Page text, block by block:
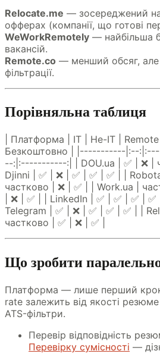
Relocate.me — зосереджений
офферах (компанії, що готові
WeWorkRemotely — найбільша
вакансій.
Remote.co — менший обсяг, але
фільтрації.
Порівняльна таблиця
| Платформа | IT | Не-IT |
Безкоштовно | |-----------|:--
--:|:-----------:| | DOU.ua | ✅ | ❌ |
Djinni | ✅ | ❌ | ✅ | ✅ | ✅ | |
частково | ❌ | ✅ | | Work.ua |
| ❌ | ✅ | | LinkedIn | ✅ | ✅ | ✅ | ✅
Telegram | ✅ | ❌ | ✅ | ✅ | ✅ | |
частково | ✅ | ❌ | ✅ |
Що зробити
Платформа — лише перший
rate залежить від якості
ATS-фільтри.
Перевір відповідність
Перевірку сумісності —